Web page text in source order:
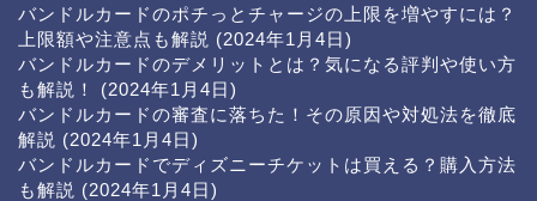
バンドルカードのポチっとチャージの上限を増やすには？
上限額や注意点も解説 (2024年1月4日)
バンドルカードのデメリットとは？気になる評判や使い方
も解説！
(2024年1月4日)
バンドルカードの審査に落ちた！その原因や対処法を徹底
解説 (2024年1月4日)
バンドルカードでディズニーチケットは買える？購入方法
も解説 (2024年1月4日)